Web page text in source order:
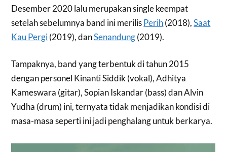
Desember 2020 lalu merupakan single keempat
setelah sebelumnya band ini merilisPerih(2018),Saat
Kau Pergi(2019), danSenandung(2019).
Tampaknya, band yang terbentuk di tahun 2015
dengan personel Kinanti Siddik (vokal), Adhitya
Kameswara (gitar), Sopian Iskandar (bass) dan Alvin
Yudha (drum) ini, ternyata tidak menjadikan kondisi di
masa-masa seperti ini jadi penghalang untuk berkarya.